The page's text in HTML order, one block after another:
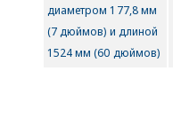
диаметром 177,8 мм
(7 дюймов) и длиной
1524 мм (60 дюймов)